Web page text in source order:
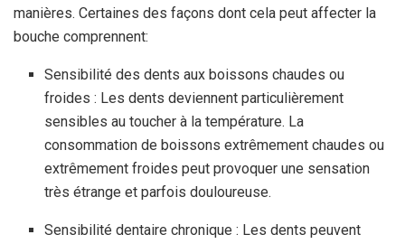
manières. Certaines des façons dont cela peut affecter la
bouche comprennent:
Sensibilité des dents aux boissons chaudes ou
froides : Les dents deviennent particulièrement
sensibles au toucher à la température. La
consommation de boissons extrêmement chaudes ou
extrêmement froides peut provoquer une sensation
très étrange et parfois douloureuse.
Sensibilité dentaire chronique : Les dents peuvent